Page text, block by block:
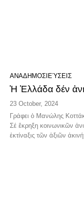
ΑΝΑΔΗΜΟΣΙΕΎΣΕΙΣ
Ἡ Ἑλλάδα δέν
23 October, 2024
Γράφει ὁ Μανώλης
Σέ ἔκρηξη κοινωνικῶν
ἐκτίναξις τῶν ἀξιῶν